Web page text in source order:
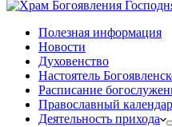
Полезная информация
Новости
Духовенство
Настоятель
Расписание
Православный
Деятельность прихода